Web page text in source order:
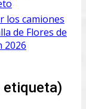
los camiones
de Flores de
2026